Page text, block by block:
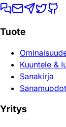
Tuote
Kuuntele &
Sanakirja
Sanamuodot
Yritys